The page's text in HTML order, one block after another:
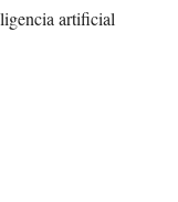
artificial